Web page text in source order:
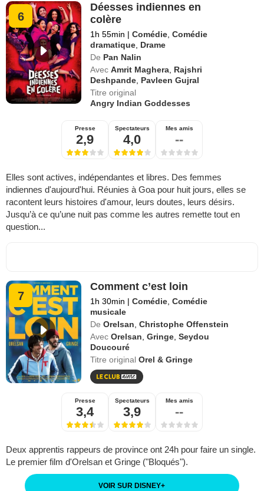
6
Déesses indiennes en
colère
1h 55min | Comédie ,Comédie
dramatique Drame
De Pan Nalin
Avec Amrit Maghera Rajshri
Deshpande Pavleen Gujral
Titre original
Angry Indian Goddesses
Presse
2,9
Spectateurs
4,0
Mes amis
--
Elles sont actives, indépendantes et libres. Des femmes
indiennes d'aujourd'hui. Réunies à Goa pour huit jours, elles se
racontent leurs histoires d'amour, leurs doutes, leurs désirs.
Jusqu’à ce qu’une nuit pas comme les autres remette tout en
question...
7
Comment c’est loin
1h 30min | Comédie ,Comédie
musicale
De Orelsan ,Christophe Offenstein
Avec Orelsan ,Gringe ,Seydou
Doucouré
Titre originalOrel & Gringe
Presse
3,4
Spectateurs
3,9
Mes amis
--
Deux apprentis rappeurs de province ont 24h pour faire un single.
Le premier film d'Orelsan et Gringe ("Bloqués").
VOIR SUR DISNEY+